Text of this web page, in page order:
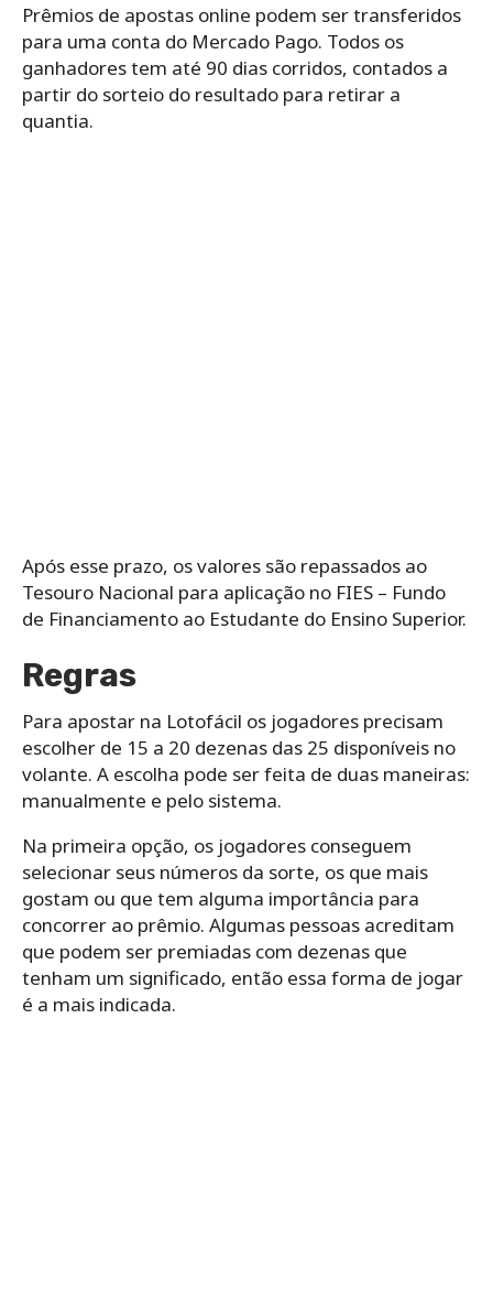
Prêmios de apostas online podem ser transferidos
para uma conta do Mercado Pago. Todos os
ganhadores tem até 90 dias corridos, contados a
partir do sorteio do resultado para retirar a
quantia.
Após esse prazo, os valores são repassados ao
Tesouro Nacional para aplicação no FIES – Fundo
de Financiamento ao Estudante do Ensino Superior.
Regras
Para apostar na Lotofácil os jogadores precisam
escolher de 15 a 20 dezenas das 25 disponíveis no
volante. A escolha pode ser feita de duas maneiras:
manualmente e pelo sistema.
Na primeira opção, os jogadores conseguem
selecionar seus números da sorte, os que mais
gostam ou que tem alguma importância para
concorrer ao prêmio. Algumas pessoas acreditam
que podem ser premiadas com dezenas que
tenham um significado, então essa forma de jogar
é a mais indicada.